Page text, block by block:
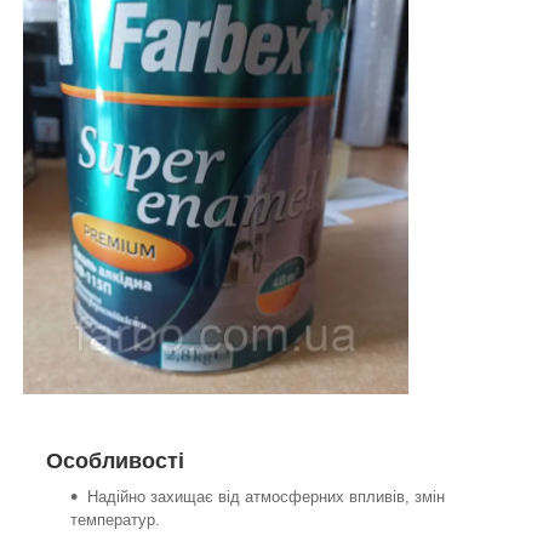
Особливості
Надійно захищає від атмосферних впливів, змін
температур.